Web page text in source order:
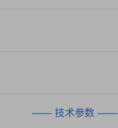
—— 技术参数 ——